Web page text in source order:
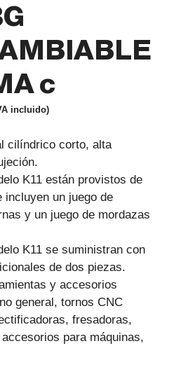
c
incluido)
cilíndrico corto, alta
K11 están provistos de
incluyen un juego de
y un juego de mordazas
K11 se suministran con
de dos piezas.
y accesorios
general, tornos CNC
fresadoras,
para máquinas,